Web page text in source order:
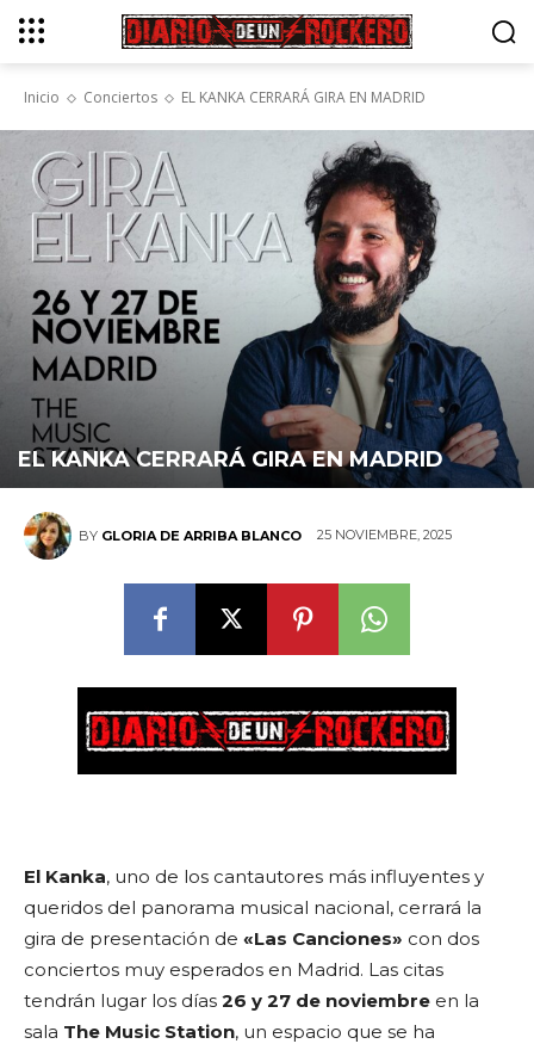
Inicio Conciertos EL KANKA CERRARÁ GIRA EN MADRID
EL KANKA CERRARÁ GIRA EN MADRID
BY GLORIA DE ARRIBA BLANCO 25 NOVIEMBRE, 2025
El Kanka, uno de los cantautores más influyentes y
queridos del panorama musical nacional, cerrará la
gira de presentación de «Las Canciones» con dos
conciertos muy esperados en Madrid. Las citas
tendrán lugar los días 26 y 27 de noviembre en la
sala The Music Station, un espacio que se ha